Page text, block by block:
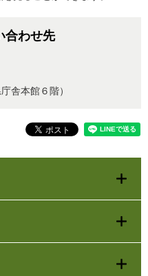
合わせ先
舎本館６階）